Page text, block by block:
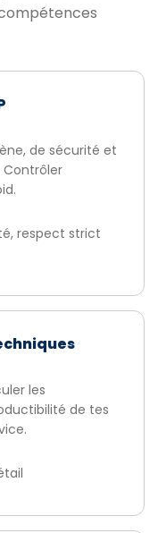
de sécurité et
respect strict
les
de tes